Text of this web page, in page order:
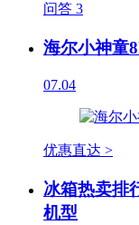
问答 3
海尔小神童
07.04
优惠直达 >
冰箱热卖排
机型